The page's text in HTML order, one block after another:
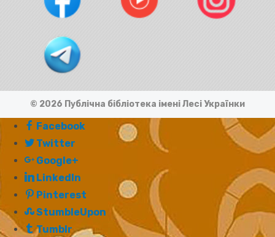
© 2026 Публічна бібліотека імені Лесі Українки
Facebook
Twitter
Google+
LinkedIn
Pinterest
StumbleUpon
Tumblr